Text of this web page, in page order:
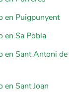
en Puigpunyent
en Sa Pobla
en Sant Antoni de
en Sant Joan